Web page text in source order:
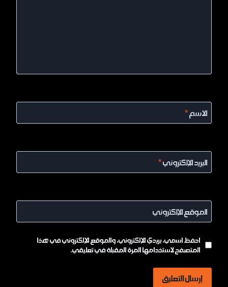
الاسم*
البريد الإلكتروني*
الموقع الإلكتروني
احفظ اسمي، بريدي الإلكتروني، والموقع الإلكتروني في هذا
المتصفح لاستخدامها المرة المقبلة في تعليقي.